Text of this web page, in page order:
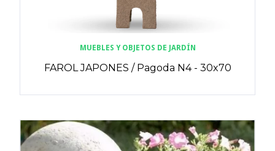
MUEBLES Y OBJETOS DE JARDÍN
FAROL JAPONES / Pagoda N4 - 30x70